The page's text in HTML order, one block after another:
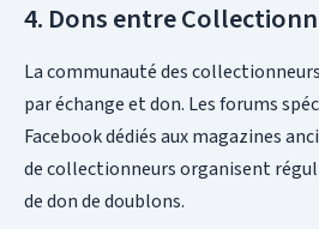
4. Dons entre
La communauté des
par échange et don. Les forums
Facebook dédiés aux magazines
de collectionneurs organisent
de don de doublons.